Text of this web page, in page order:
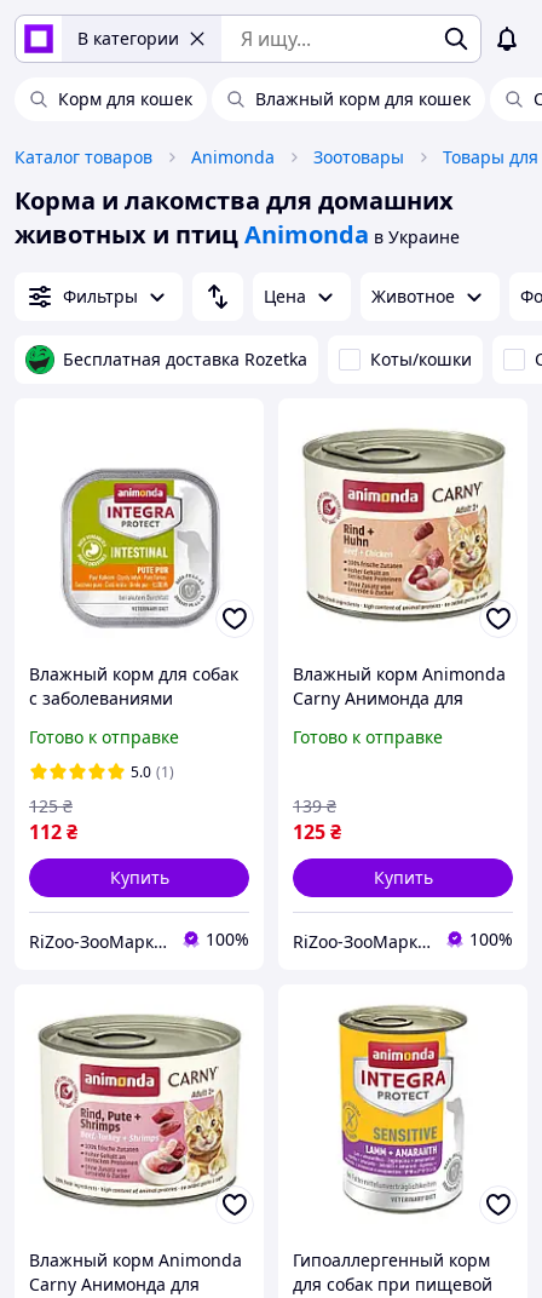
В категории
Корм для кошек Влажный корм для кошек
Каталог товаров Animonda Зоотовары
Корма и лакомства для домашних
животных и птицAnimonda в Украине
Фильтры Цена Животное
Бесплатная доставка Rozetka Коты/кошки
Влажный корм для собак
с заболеваниями
тракта Integra Protect
Intestinal 150 г индейка
Готово к отправке
5.0 (1)
112₴
125 ₴
Купить
RiZoo-ЗооМаркет 100%
Влажный корм Animonda
Carny Анимонда для
говядиной и курицей, 200
Готово к отправке
125₴
139 ₴
Купить
RiZoo-ЗооМаркет 100%
Влажный корм Animonda
Carny Анимонда для
Гипоаллергенный корм
для собак при пищевой